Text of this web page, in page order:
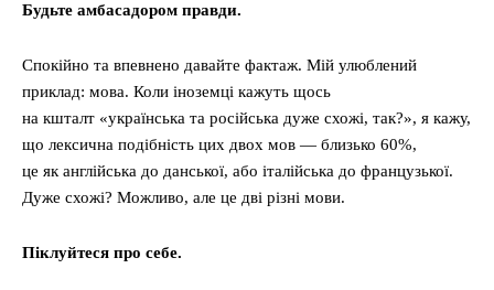
Будьте амбасадором правди.
Спокійно та впевнено давайте фактаж. Мій улюблений
приклад: мова. Коли іноземці кажуть щось
на кшталт «українська та російська дуже схожі, так?», я кажу,
що лексична подібність цих двох мов — близько 60%,
це як англійська до данської, або італійська до французької.
Дуже схожі? Можливо, але це дві різні мови.
Піклуйтеся про себе.